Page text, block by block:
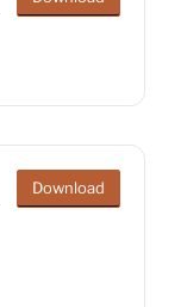
Download